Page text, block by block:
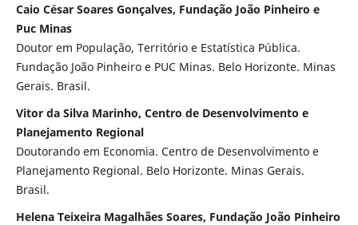
Caio César Soares Gonçalves, Fundação João Pinheiro e
Puc Minas
Doutor em População, Território e Estatística Pública.
Fundação João Pinheiro e PUC Minas. Belo Horizonte. Minas
Gerais. Brasil.
Vitor da Silva Marinho, Centro de Desenvolvimento e
Planejamento Regional
Doutorando em Economia. Centro de Desenvolvimento e
Planejamento Regional. Belo Horizonte. Minas Gerais.
Brasil.
Helena Teixeira Magalhães Soares, Fundação João Pinheiro